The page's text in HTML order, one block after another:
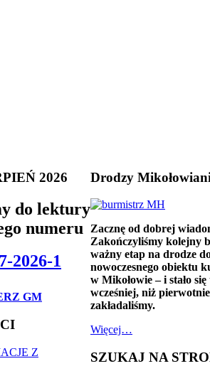
2026
do lektury
numeru
GM
Drodzy
Zacznę od dobrej
Zakończyliśmy kolejny
ważny etap na drodze
nowoczesnego obiektu
w Mikołowie – i stało się
wcześniej, niż pierwotnie
zakładaliśmy.
Więcej…
SZUKAJ NA